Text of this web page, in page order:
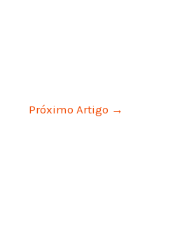
Próximo Artigo →